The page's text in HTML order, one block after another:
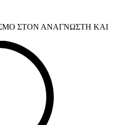
ΣΤΟΝ ΑΝΑΓΝΩΣΤΗ ΚΑΙ